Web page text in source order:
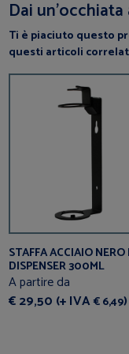
Dai
Ti è piaciuto questo
questi articoli
STAFFA ACCIAIO
DISPENSER 300ML
A partire da
€ 29,50 (+ IVA€ 6,49)